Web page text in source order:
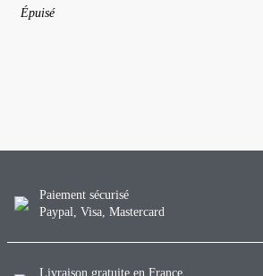
Épuisé
Paiement sécurisé
Paypal, Visa, Mastercard
Livraison gratuite en France